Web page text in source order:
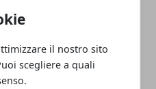
il nostro sito
scegliere a quali